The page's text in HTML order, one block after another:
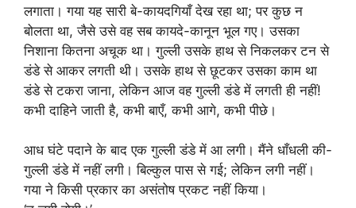
लगाता। गया यह सारी बे-कायदगियाँ देख रहा था; पर कुछ न
बोलता था, जैसे उसे वह सब कायदे-कानून भूल गए। उसका
निशाना कितना अचूक था। गुल्ली उसके हाथ से निकलकर टन से
डंडे से आकर लगती थी। उसके हाथ से छूटकर उसका काम था
डंडे से टकरा जाना, लेकिन आज वह गुल्ली डंडे में लगती ही नहीं!
कभी दाहिने जाती है, कभी बाएँ, कभी आगे, कभी पीछे।
आध घंटे पदाने के बाद एक गुल्ली डंडे में आ लगी। मैंने धाँधली की-
गुल्ली डंडे में नहीं लगी। बिल्कुल पास से गई; लेकिन लगी नहीं।
गया ने किसी प्रकार का असंतोष प्रकट नहीं किया।